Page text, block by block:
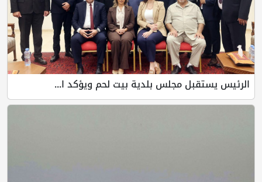
الرئيس يستقبل مجلس بلدية بيت لحم ويؤكد ا...